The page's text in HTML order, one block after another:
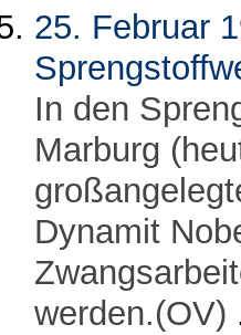
25. Februar
In den
Marburg
Dynamit
werden.(OV)